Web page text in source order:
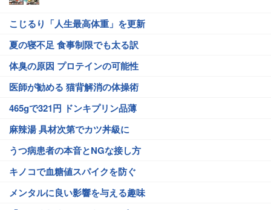
こじるり「人生最高体重」を更新
夏の寝不足 食事制限でも太る訳
体臭の原因 プロテインの可能性
医師が勧める 猫背解消の体操術
465gで321円 ドンキプリン品薄
麻辣湯 具材次第でカツ丼級に
うつ病患者の本音とNGな接し方
キノコで血糖値スパイクを防ぐ
メンタルに良い影響を与える趣味